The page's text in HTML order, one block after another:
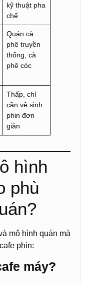
kỹ thuật pha
chế
Quán cà
phê truyền
thống, cà
phê cóc
Thấp, chỉ
cần vệ sinh
phin đơn
giản
hình
phù
mô hình quán mà
phin:
máy?